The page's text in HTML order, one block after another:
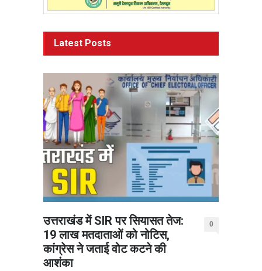
Latest Posts
उत्तराखंड में SIR पर सियासत तेज:
19 लाख मतदाताओं को नोटिस,
कांग्रेस ने जताई वोट कटने की
आशंका
0